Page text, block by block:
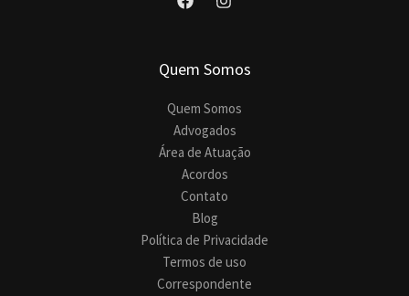
Quem Somos
Quem Somos
Advogados
Área de Atuação
Acordos
Contato
Blog
Política de Privacidade
Termos de uso
Correspondente